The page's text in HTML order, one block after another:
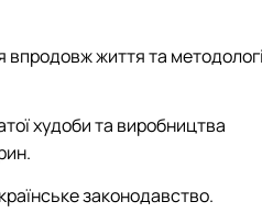
впродовж життя та
худоби та виробництва
законодавство.